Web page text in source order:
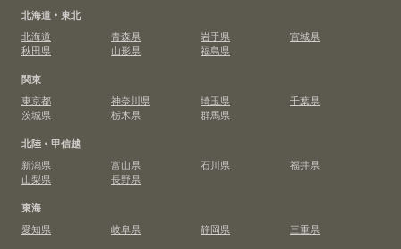
北海道・東北
北海道
青森県 岩手県
宮城県
秋田県
山形県
福島県
関東
東京都
神奈川県 埼玉県
千葉県
茨城県
栃木県
群馬県
北陸・甲信越
新潟県
富山県 石川県
福井県
山梨県
長野県
東海
愛知県
岐阜県 静岡県
三重県